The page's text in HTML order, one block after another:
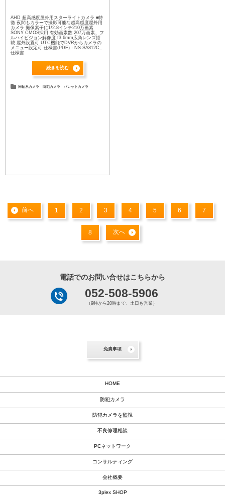
AHD 超高感度屋外用スターライトカメラ ■特
徴 夜間もカラーで撮影可能な超高感度屋外用
カメラ 撮像素子に1/2.8インチ210万画素
SONY CMOS採用 有効画素数:207万画素、フ
ルハイビジョン解像度 f3.6mm広角レンズ搭
載 屋外設置可 UTC機能でDVRからカメラの
メニュー設定可 仕様書(PDF)：NS-SA812C_
仕様書
続きを読む
同軸系カメラ 防犯カメラ バレットカメラ
前へ 1 2 3 4 5 6 7
8 次へ
電話でのお問い合せはこちらから
052-508-5906
（9時から20時まで、土日も営業）
免責事項
HOME
防犯カメラ
防犯カメラを監視
不良修理相談
PCネットワーク
コンサルティング
会社概要
3plex SHOP